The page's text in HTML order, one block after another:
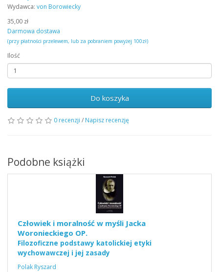
Wydawca: von Borowiecky
35,00 zł
Darmowa dostawa
(przy płatności przelewem, lub za pobraniem powyżej 100zł)
Ilość
Do koszyka
0 recenzji / Napisz recenzję
Podobne książki
Człowiek i moralność w myśli Jacka
Woronieckiego OP.
Filozoficzne podstawy katolickiej etyki
wychowawczej i jej zasady
Polak Ryszard